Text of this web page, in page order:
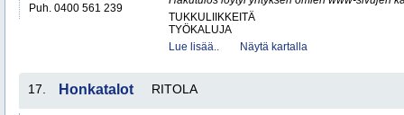
Puh. 0400 561 239
TUKKULIIKKEITÄ
TYÖKALUJA
Lue lisää..
Näytä kartalla
17. Honkatalot RITOLA